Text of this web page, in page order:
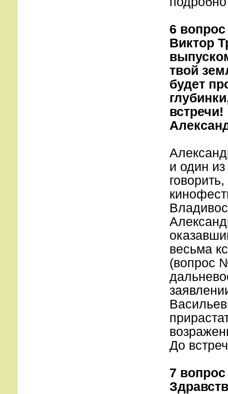
6 вопрос
Виктор
твой
будет
встречи!
и один
весьма
(вопрос
До
7 вопрос